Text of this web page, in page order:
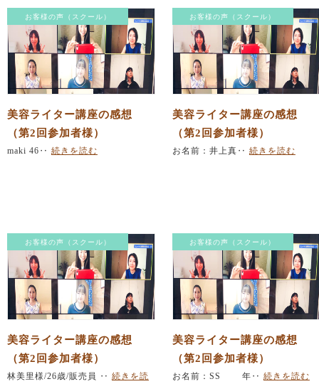
お客様の声（スクール）
美容ライター講座の感想
（第2回参加者様）
maki 46‥ 続きを読む
お客様の声（スクール）
美容ライター講座の感想
（第2回参加者様）
お名前：井上真‥ 続きを読む
お客様の声（スクール）
美容ライター講座の感想
（第2回参加者様）
林美里様/26歳/販売員 ‥ 続きを読
お客様の声（スクール）
美容ライター講座の感想
（第2回参加者様）
お名前：SS 年‥ 続きを読む